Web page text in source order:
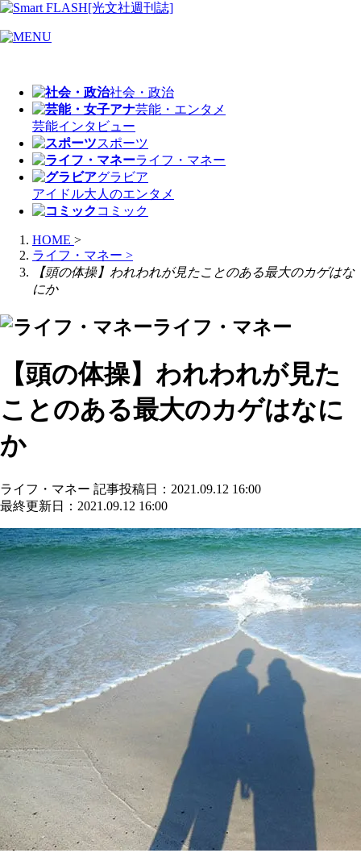
社会・政治
芸能・エンタメ
芸能インタビュー
スポーツ
ライフ・マネー
グラビア
アイドル大人のエンタメ
コミック
HOME >
ライフ・マネー >
【頭の体操】われわれが見たことのある最大のカゲはな
にか
ライフ・マネー
【頭の体操】われわれが見た
ことのある最大のカゲはなに
か
ライフ・マネー 記事投稿日：2021.09.12 16:00
最終更新日：2021.09.12 16:00